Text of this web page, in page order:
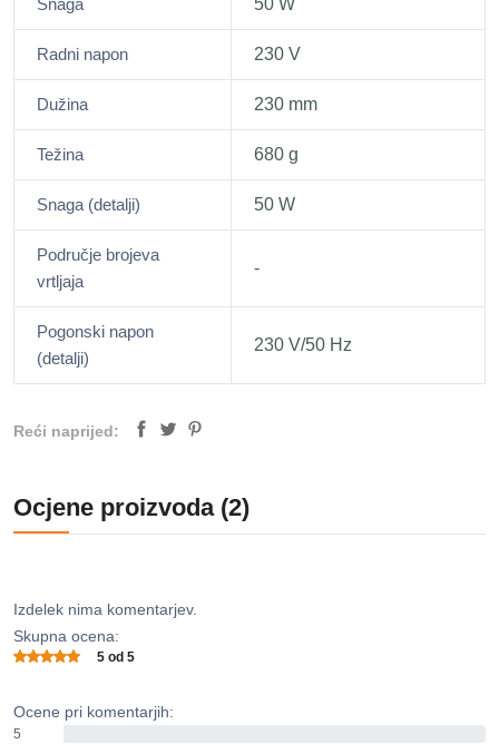
Snaga 50 W
Radni napon 230 V
Dužina 230 mm
Težina 680 g
Snaga (detalji) 50 W
Područje brojeva
vrtljaja
-
Pogonski napon
(detalji)
230 V/50 Hz
Reći naprijed:
Ocjene proizvoda (2)
Izdelek nima komentarjev.
Skupna ocena:
5 od 5
Ocene pri komentarjih:
5